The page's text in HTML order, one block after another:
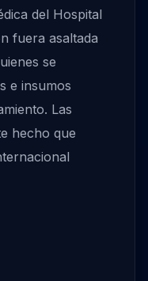
del Hospital
fuera asaltada
se
e insumos
Las
hecho que